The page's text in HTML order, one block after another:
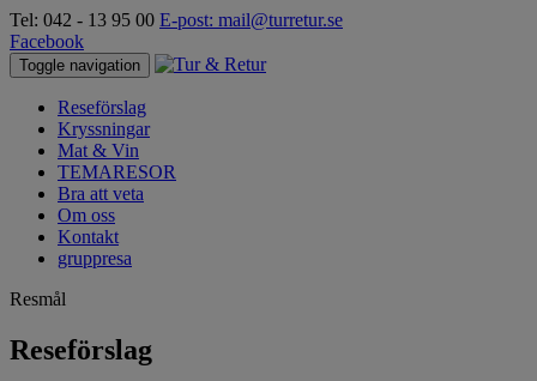
Tel: 042 - 13 95 00 E-post: mail@turretur.se
Facebook
Toggle navigation
Reseförslag
Kryssningar
Mat & Vin
TEMARESOR
Bra att veta
Om oss
Kontakt
gruppresa
Resmål
Reseförslag